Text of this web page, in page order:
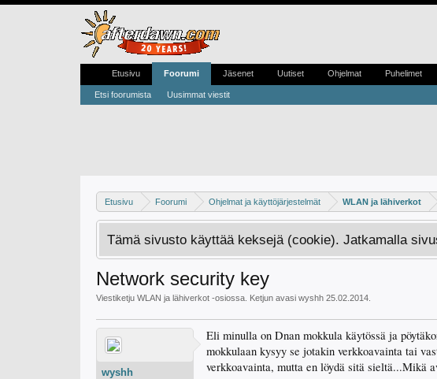
Etusivu Foorumi Ohjelmat ja käyttöjärjestelmät WLAN ja lähiverkot
Tämä sivusto käyttää keksejä (cookie). Jatkamalla
Network security key
Viestiketju WLAN ja lähiverkot -osiossa. Ketjun avasi wyshh 25.02.2014
wyshh
Eli minulla on Dnan mokkula käytössä ja
mokkulaan kysyy se jotakin verkkoavainta tai
verkkoavainta, mutta en löydä sitä sieltä...Mikä
Etusivu Foorumi
Etsi foorumista Uusimmat viestit
Jäsenet Uutiset Ohjelmat Puhelimet